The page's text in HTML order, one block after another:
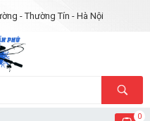
- Thường Tín - Hà Nội
0